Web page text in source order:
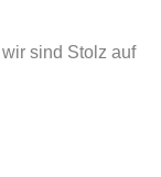
sind Stolz auf